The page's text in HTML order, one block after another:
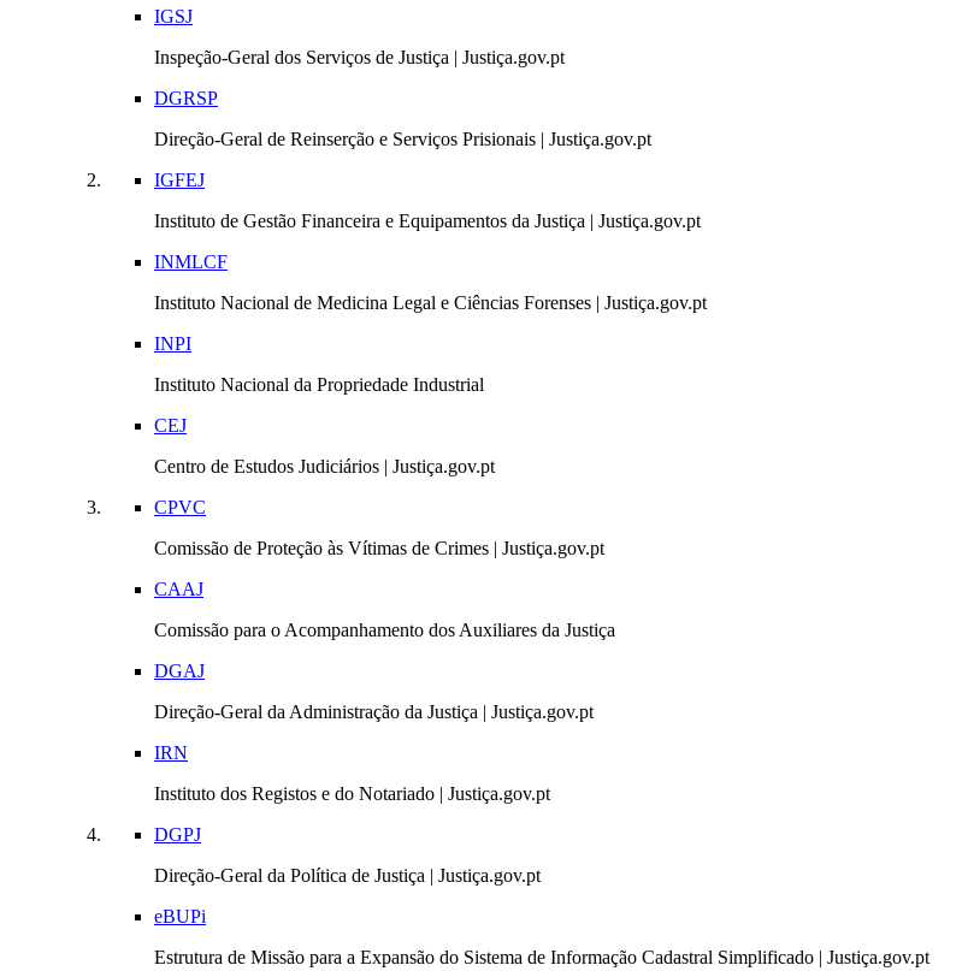
IGSJ
Inspeção-Geral dos Serviços de Justiça | Justiça.gov.pt
DGRSP
Direção-Geral de Reinserção e Serviços Prisionais | Justiça.gov.pt
IGFEJ
Instituto de Gestão Financeira e Equipamentos da Justiça | Justiça.gov.pt
INMLCF
Instituto Nacional de Medicina Legal e Ciências Forenses | Justiça.gov.pt
INPI
Instituto Nacional da Propriedade Industrial
CEJ
Centro de Estudos Judiciários | Justiça.gov.pt
CPVC
Comissão de Proteção às Vítimas de Crimes | Justiça.gov.pt
CAAJ
Comissão para o Acompanhamento dos Auxiliares da Justiça
DGAJ
Direção-Geral da Administração da Justiça | Justiça.gov.pt
IRN
Instituto dos Registos e do Notariado | Justiça.gov.pt
DGPJ
Direção-Geral da Política de Justiça | Justiça.gov.pt
eBUPi
Estrutura de Missão para a Expansão do Sistema de Informação Cadastral Simplificado | Justiça.gov.pt